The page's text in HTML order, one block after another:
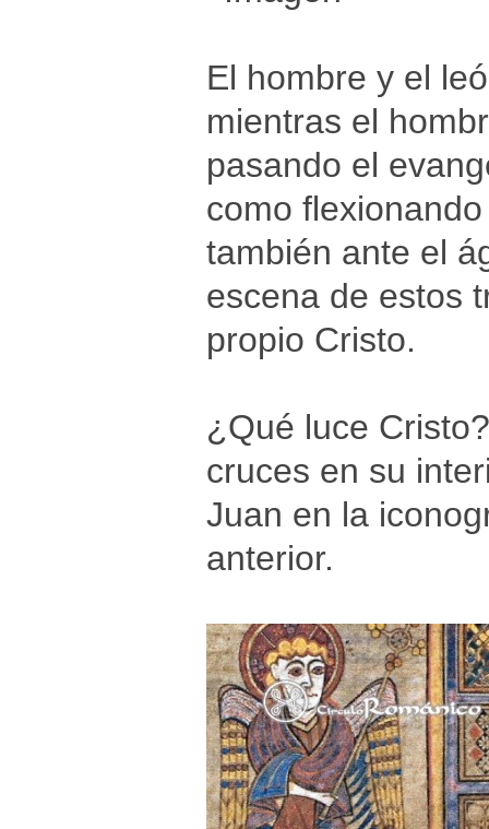
El hombre y el
mientras el
pasando el
como
también ante el
escena de estos
propio Cristo.
¿Qué luce
cruces en su
Juan en la
anterior.